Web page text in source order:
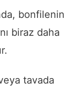
bonfilenin
biraz daha
tavada